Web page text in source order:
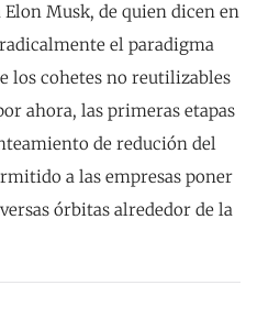
Musk, de quien dicen en
el paradigma
los cohetes no reutilizables
ahora, las primeras etapas
de redución del
a las empresas poner
órbitas alrededor de la